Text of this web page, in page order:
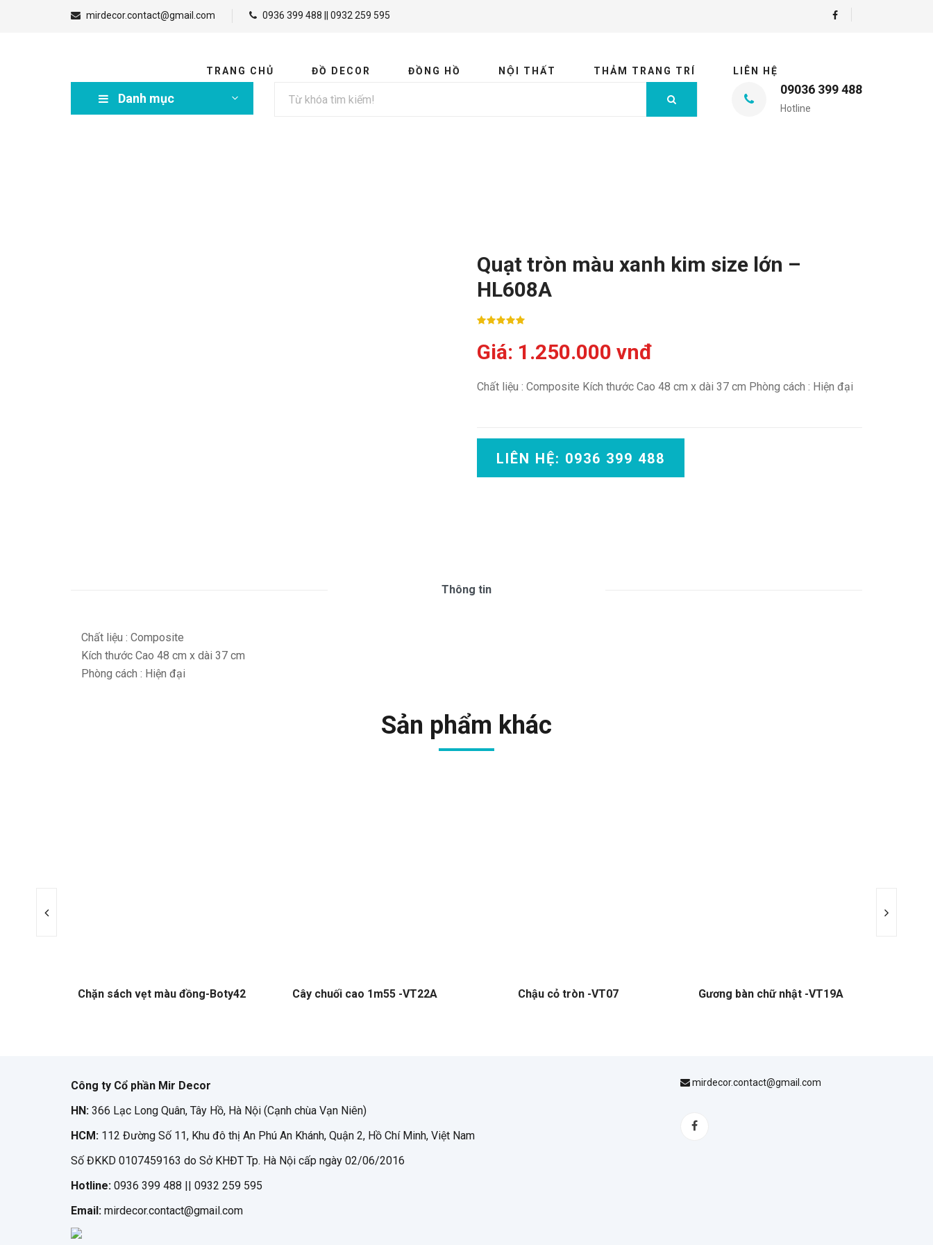
mirdecor.contact@gmail.com 0936 399 488 || 0932 259 595
TRANG CHỦ ĐỒ DECOR ĐỒNG HỒ NỘI THẤT THẢM TRANG TRÍ LIÊN HỆ
Danh mục
09036 399 488
Hotline
Quạt tròn màu xanh kim size lớn –
HL608A
Giá: 1.250.000 vnđ
Chất liệu : Composite Kích thước Cao 48 cm x dài 37 cm Phòng cách : Hiện đại
LIÊN HỆ: 0936 399 488
Thông tin
Chất liệu : Composite
Kích thước Cao 48 cm x dài 37 cm
Phòng cách : Hiện đại
Sản phẩm khác
Chặn sách vẹt màu đồng-Boty42 Cây chuối cao 1m55 -VT22A Chậu cỏ tròn -VT07 Gương bàn chữ nhật -VT19A
Công ty Cổ phần Mir Decor
HN: 366 Lạc Long Quân, Tây Hồ, Hà Nội (Cạnh chùa Vạn Niên)
HCM: 112 Đường Số 11, Khu đô thị An Phú An Khánh, Quận 2, Hồ Chí Minh, Việt Nam
Số ĐKKD 0107459163 do Sở KHĐT Tp. Hà Nội cấp ngày 02/06/2016
Hotline: 0936 399 488 || 0932 259 595
Email: mirdecor.contact@gmail.com
mirdecor.contact@gmail.com